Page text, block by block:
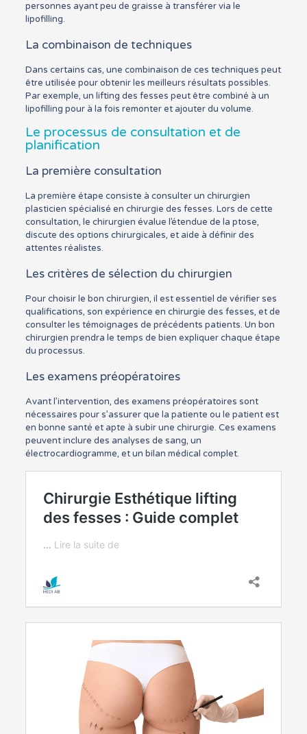
personnes ayant peu de graisse à transférer via le
lipofilling.
La combinaison de techniques
Dans certains cas, une combinaison de ces techniques peut
être utilisée pour obtenir les meilleurs résultats possibles.
Par exemple, un lifting des fesses peut être combiné à un
lipofilling pour à la fois remonter et ajouter du volume.
Le processus de consultation et de
planification
La première consultation
La première étape consiste à consulter un chirurgien
plasticien spécialisé en chirurgie des fesses. Lors de cette
consultation, le chirurgien évalue l’étendue de la ptose,
discute des options chirurgicales, et aide à définir des
attentes réalistes.
Les critères de sélection du chirurgien
Pour choisir le bon chirurgien, il est essentiel de vérifier ses
qualifications, son expérience en chirurgie des fesses, et de
consulter les témoignages de précédents patients. Un bon
chirurgien prendra le temps de bien expliquer chaque étape
du processus.
Les examens préopératoires
Avant l’intervention, des examens préopératoires sont
nécessaires pour s’assurer que la patiente ou le patient est
en bonne santé et apte à subir une chirurgie. Ces examens
peuvent inclure des analyses de sang, un
électrocardiogramme, et un bilan médical complet.